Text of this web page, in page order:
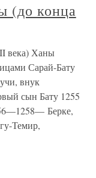
(до конца
века) Ханы
Сарай-Бату
внук
сын Бату 1255
Берке,
Темир,